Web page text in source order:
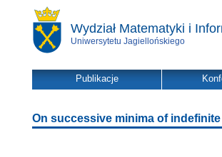
Wydział Matematyki i
Uniwersytetu Jagiellońskiego
Publikacje
On successive minima of